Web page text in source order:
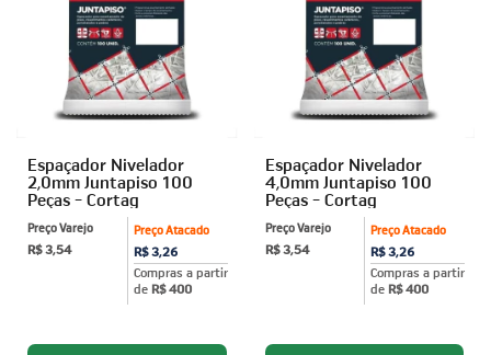
Espaçador Nivelador
2,0mm Juntapiso 100
Peças - Cortag
Preço Atacado
R$ 3,26
Compras a partir
de R$ 400
Preço Varejo
R$ 3,54
Espaçador Nivelador
4,0mm Juntapiso 100
Peças - Cortag
Preço Atacado
R$ 3,26
Compras a partir
de R$ 400
Preço Varejo
R$ 3,54